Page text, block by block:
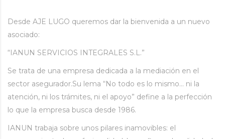
Desde AJE LUGO queremos dar la bienvenida a un nuevo
asociado:
“IANUN SERVICIOS INTEGRALES S.L.”
Se trata de una empresa dedicada a la mediación en el
sector asegurador.Su lema “No todo es lo mismo… ni la
atención, ni los trámites, ni el apoyo” define a la perfección
lo que la empresa busca desde 1986.
IANUN trabaja sobre unos pilares inamovibles: el